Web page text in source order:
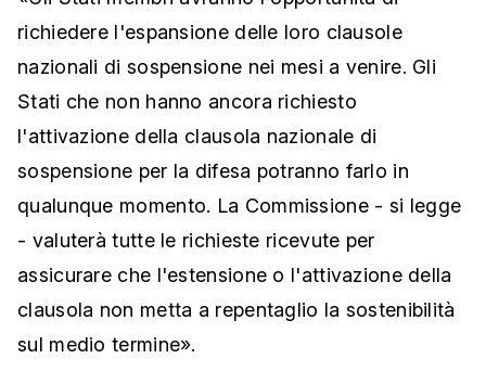
richiedere l'espansione delle loro clausole
nazionali di sospensione nei mesi a venire. Gli
Stati che non hanno ancora richiesto
l'attivazione della clausola nazionale di
sospensione per la difesa potranno farlo in
qualunque momento. La Commissione - si legge
- valuterà tutte le richieste ricevute per
assicurare che l'estensione o l'attivazione della
clausola non metta a repentaglio la sostenibilità
sul medio termine».